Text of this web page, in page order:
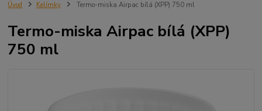
Úvod Kelímky Termo-miska Airpac bílá (XPP) 750 ml
Termo-miska Airpac bílá (XPP)
750 ml